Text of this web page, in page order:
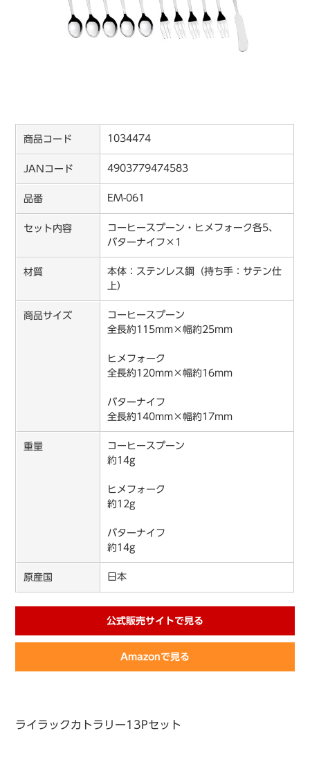
商品コード 1034474
JANコード 4903779474583
品番 EM-061
セット内容
コーヒースプーン・ヒメフォーク各5、
バターナイフ×1
材質
本体：ステンレス鋼（持ち手：サテン仕
上）
商品サイズ
コーヒースプーン
全長約115mm×幅約25mm
ヒメフォーク
全長約120mm×幅約16mm
バターナイフ
全長約140mm×幅約17mm
重量
コーヒースプーン
約14g
ヒメフォーク
約12g
バターナイフ
約14g
原産国 日本
公式販売サイトで見る
Amazonで見る
ライラックカトラリー13Pセット